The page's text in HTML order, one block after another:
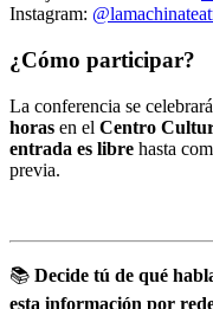
Instagram:
¿Cómo participar?
La conferencia se
horas en el Centro
entrada es libre hasta
previa.
📚 Decide tú de qué
esta información por